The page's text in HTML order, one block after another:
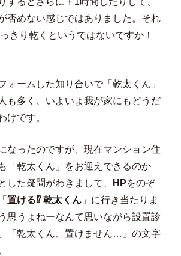
否めない感じではありました。それ
きり乾くというではないですか！
ォームした知り合いで「乾太くん」
も多く、いよいよ我が家にもどうだ
けです。
なったのですが、現在マンション住
「乾太くん」をお迎えできるのか
した疑問がわきまして、
HPをのぞ
置ける⁉ 乾太くん 」に行き当たりま
思うよねーなんて思いながら設置診
「乾太くん、置けません…」の文字